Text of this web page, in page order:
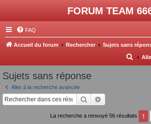
FORUM TEAM
FAQ
Accueil du forum Rechercher Sujets sans
R
r
Sujets sans réponse
Aller à la recherche avancée
Rechercher
La recherche a renvoyé 56 résultats 1